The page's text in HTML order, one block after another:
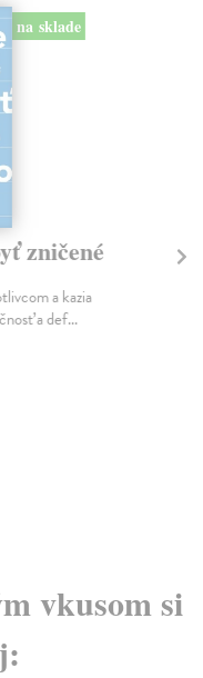
na sklade
zničené
a kazia
a def...
vkusom si